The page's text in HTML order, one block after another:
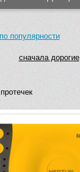
по популярности
сначала дорогие